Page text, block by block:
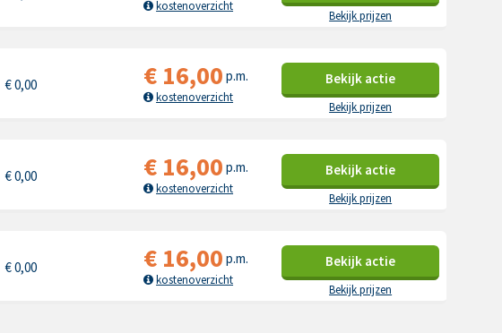
kostenoverzicht
Bekijk prijzen
€0,00 € 16,00 p.m.
kostenoverzicht
Bekijk actie
Bekijk prijzen
€0,00 € 16,00 p.m.
kostenoverzicht
Bekijk actie
Bekijk prijzen
€0,00 € 16,00 p.m.
kostenoverzicht
Bekijk actie
Bekijk prijzen